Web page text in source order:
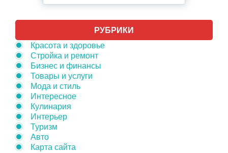
РУБРИКИ
Красота и здоровье
Стройка и ремонт
Бизнес и финансы
Товары и услуги
Мода и стиль
Интересное
Кулинария
Интерьер
Туризм
Авто
Карта сайта